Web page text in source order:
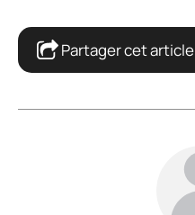
Partager cet article